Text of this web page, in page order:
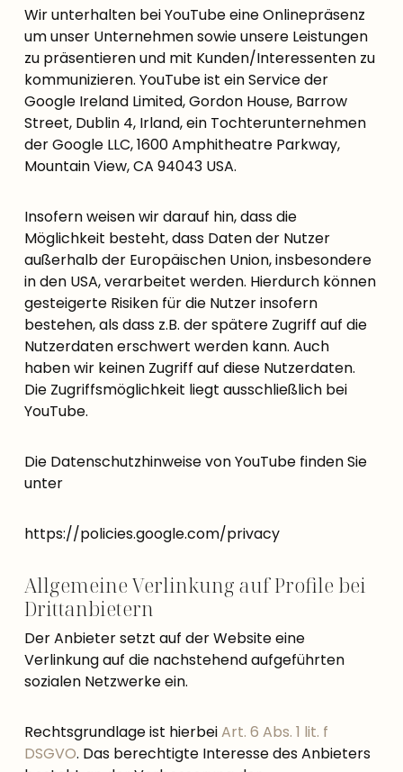
Wir unterhalten bei YouTube eine Onlinepräsenz
um unser Unternehmen sowie unsere Leistungen
zu präsentieren und mit Kunden/Interessenten zu
kommunizieren. YouTube ist ein Service der
Google Ireland Limited, Gordon House, Barrow
Street, Dublin 4, Irland, ein Tochterunternehmen
der Google LLC, 1600 Amphitheatre Parkway,
Mountain View, CA 94043 USA.
Insofern weisen wir darauf hin, dass die
Möglichkeit besteht, dass Daten der Nutzer
außerhalb der Europäischen Union, insbesondere
in den USA, verarbeitet werden. Hierdurch können
gesteigerte Risiken für die Nutzer insofern
bestehen, als dass z.B. der spätere Zugriff auf die
Nutzerdaten erschwert werden kann. Auch
haben wir keinen Zugriff auf diese Nutzerdaten.
Die Zugriffsmöglichkeit liegt ausschließlich bei
YouTube.
Die Datenschutzhinweise von YouTube finden Sie
unter
https://policies.google.com/privacy
Allgemeine Verlinkung auf Profile bei
Drittanbietern
Der Anbieter setzt auf der Website eine
Verlinkung auf die nachstehend aufgeführten
sozialen Netzwerke ein.
Rechtsgrundlage ist hierbeiArt. 6 Abs. 1 lit. f
DSGVO. Das berechtigte Interesse des Anbieters